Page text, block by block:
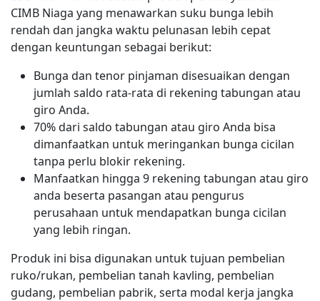
CIMB Niaga yang menawarkan suku bunga lebih
rendah dan jangka waktu pelunasan lebih cepat
dengan keuntungan sebagai berikut:
Bunga dan tenor pinjaman disesuaikan dengan
jumlah saldo rata-rata di rekening tabungan atau
giro Anda.
70% dari saldo tabungan atau giro Anda bisa
dimanfaatkan untuk meringankan bunga cicilan
tanpa perlu blokir rekening.
Manfaatkan hingga 9 rekening tabungan atau giro
anda beserta pasangan atau pengurus
perusahaan untuk mendapatkan bunga cicilan
yang lebih ringan.
Produk ini bisa digunakan untuk tujuan pembelian
ruko/rukan, pembelian tanah kavling, pembelian
gudang, pembelian pabrik, serta modal kerja jangka